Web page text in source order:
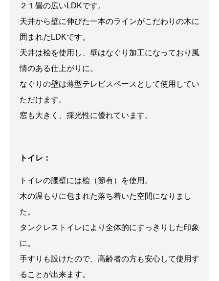
２１畳の広いLDKです。
天井から壁に伸びた一本のラインがこだわりの木に
囲まれたLDKです。
天井は桧を使用し、壁はなぐり加工になっており風
情のある仕上がりに。
なぐりの壁は薄型テレビスペースとして使用してい
ただけます。
窓も大きく、採光性に優れています。
トイレ：
トイレの腰壁には桧（節有）を使用。
木の温もりに包まれた落ち着いた空間になりまし
た。
タンクレストイレにより全体的にすっきりした印象
に。
手すりも設けたので、高齢者の方も安心して使用す
ることが出来ます。